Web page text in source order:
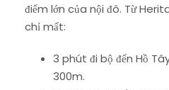
điểm lớn của nội đô. Từ
chỉ mất:
3 phút đi bộ đến Hồ
300m.